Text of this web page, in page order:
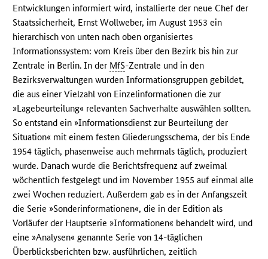
Entwicklungen informiert wird, installierte der neue Chef der
Staatssicherheit, Ernst Wollweber, im August 1953 ein
hierarchisch von unten nach oben organisiertes
Informationssystem: vom Kreis über den Bezirk bis hin zur
Zentrale in Berlin. In der MfS-Zentrale und in den
Bezirksverwaltungen wurden Informationsgruppen gebildet,
die aus einer Vielzahl von Einzelinformationen die zur
»Lagebeurteilung« relevanten Sachverhalte auswählen sollten.
So entstand ein »Informationsdienst zur Beurteilung der
Situation« mit einem festen Gliederungsschema, der bis Ende
1954 täglich, phasenweise auch mehrmals täglich, produziert
wurde. Danach wurde die Berichtsfrequenz auf zweimal
wöchentlich festgelegt und im November 1955 auf einmal alle
zwei Wochen reduziert. Außerdem gab es in der Anfangszeit
die Serie »Sonderinformationen«, die in der Edition als
Vorläufer der Hauptserie »Informationen« behandelt wird, und
eine »Analysen« genannte Serie von 14-täglichen
Überblicksberichten bzw. ausführlichen, zeitlich